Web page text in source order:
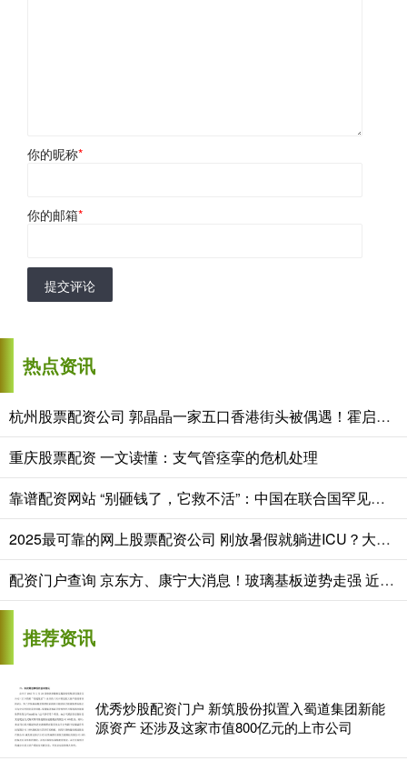
你的昵称*
你的邮箱*
提交评论
热点资讯
杭州股票配资公司 郭晶晶一家五口香港街头被偶遇！霍启刚瘦到不敢认，9岁女儿意外
重庆股票配资 一文读懂：支气管痉挛的危机处理
靠谱配资网站 “别砸钱了，它救不活”：中国在联合国罕见翻脸，海地到底烂到了什么地步
2025最可靠的网上股票配资公司 刚放暑假就躺进ICU？大学生通宵后脑出血，这种“年轻人的病”其实离你很近
配资门户查询 京东方、康宁大消息！玻璃基板逆势走强 近一月17股被融资客抢筹
推荐资讯
优秀炒股配资门户 新筑股份拟置入蜀道集团新能
源资产 还涉及这家市值800亿元的上市公司